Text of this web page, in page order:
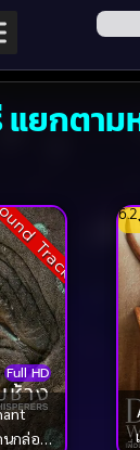
ยกตาม
Track
Full HD
นกล่อม
6.2